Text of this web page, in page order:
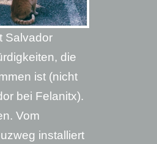
Salvador
die
ist (nicht
bei Felanitx).
Vom
installiert